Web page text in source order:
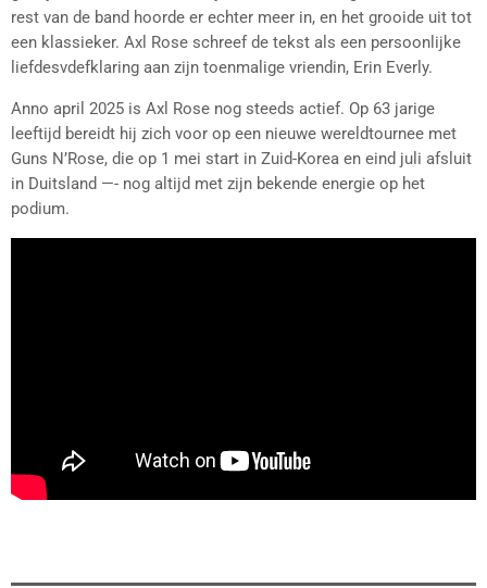
rest van de band hoorde er echter meer in, en het grooide uit tot
een klassieker. Axl Rose schreef de tekst als een persoonlijke
liefdesvdefklaring aan zijn toenmalige vriendin, Erin Everly.
Anno april 2025 is Axl Rose nog steeds actief. Op 63 jarige
leeftijd bereidt hij zich voor op een nieuwe wereldtournee met
Guns N’Rose, die op 1 mei start in Zuid-Korea en eind juli afsluit
in Duitsland —- nog altijd met zijn bekende energie op het
podium.